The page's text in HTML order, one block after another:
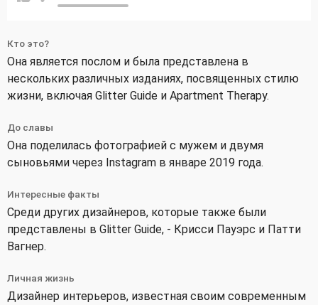
Кто это?
Она является послом и была представлена в
нескольких различных изданиях, посвященных стилю
жизни, включая Glitter Guide и Apartment Therapy.
До славы
Она поделилась фотографией с мужем и двумя
сыновьями через Instagram в январе 2019 года.
Интересные факты
Среди других дизайнеров, которые также были
представлены в Glitter Guide, - Крисси Пауэрс и Патти
Вагнер.
Личная жизнь
Дизайнер интерьеров, известная своим современным